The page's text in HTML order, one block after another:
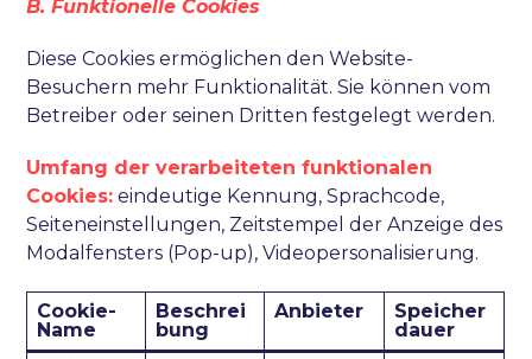
B. Funktionelle Cookies
Diese Cookies ermöglichen den Website-
Besuchern mehr Funktionalität. Sie können vom
Betreiber oder seinen Dritten festgelegt werden.
Umfang der verarbeiteten funktionalen
Cookies: eindeutige Kennung, Sprachcode,
Seiteneinstellungen, Zeitstempel der Anzeige des
Modalfensters (Pop-up), Videopersonalisierung.
Cookie-
Name
Beschrei
bung
Anbieter
Speicher
dauer